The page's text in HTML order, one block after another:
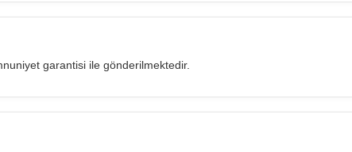
garantisi ile gönderilmektedir.